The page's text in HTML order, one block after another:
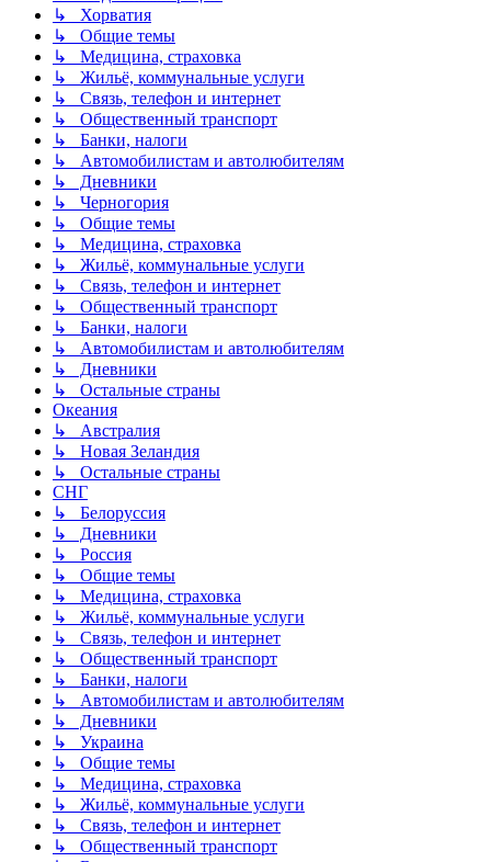
↳ Хорватия
↳ Общие темы
↳ Медицина, страховка
↳ Жильё, коммунальные услуги
↳ Связь, телефон и интернет
↳ Общественный транспорт
↳ Банки, налоги
↳ Автомобилистам и автолюбителям
↳ Дневники
↳ Черногория
↳ Общие темы
↳ Медицина, страховка
↳ Жильё, коммунальные услуги
↳ Связь, телефон и интернет
↳ Общественный транспорт
↳ Банки, налоги
↳ Автомобилистам и автолюбителям
↳ Дневники
↳ Остальные страны
Океания
↳ Австралия
↳ Новая Зеландия
↳ Остальные страны
СНГ
↳ Белоруссия
↳ Дневники
↳ Россия
↳ Общие темы
↳ Медицина, страховка
↳ Жильё, коммунальные услуги
↳ Связь, телефон и интернет
↳ Общественный транспорт
↳ Банки, налоги
↳ Автомобилистам и автолюбителям
↳ Дневники
↳ Украина
↳ Общие темы
↳ Медицина, страховка
↳ Жильё, коммунальные услуги
↳ Связь, телефон и интернет
↳ Общественный транспорт